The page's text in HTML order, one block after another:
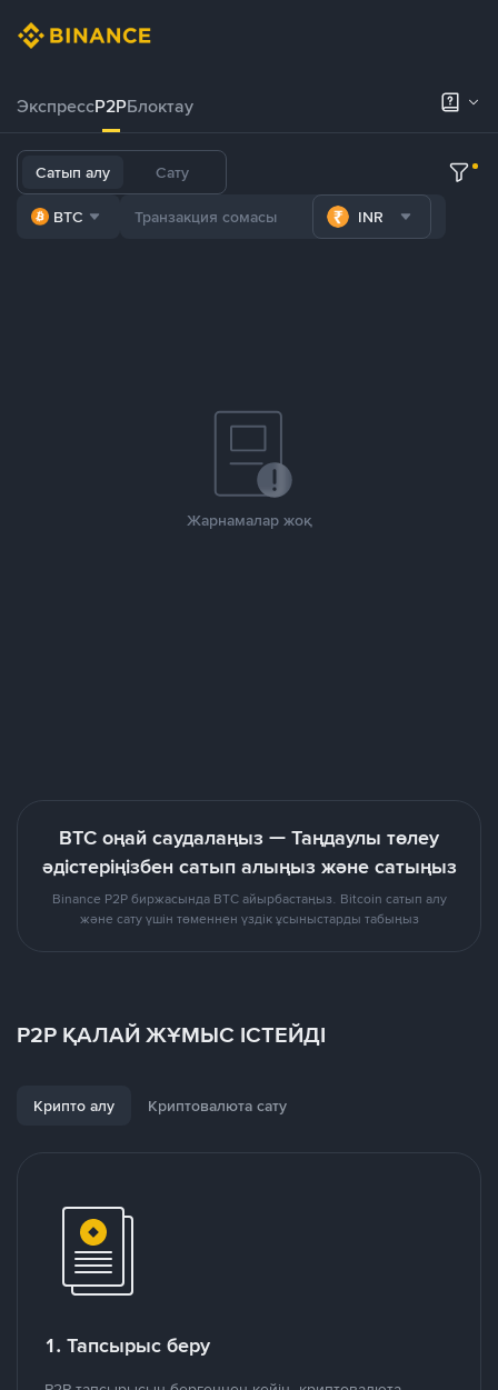
ЭкспрессP2PБлоктау
Сатып алу Сату
BTC INR
Жарнамалар жоқ
BTC оңай саудалаңыз — Таңдаулы төлеу
әдістеріңізбен сатып алыңыз және сатыңыз
Binance P2P биржасында BTC айырбастаңыз. Bitcoin сатып алу
және сату үшін төменнен үздік ұсыныстарды табыңыз
P2P ҚАЛАЙ ЖҰМЫС ІСТЕЙДІ
Крипто алу Криптовалюта сату
1. Тапсырыс беру